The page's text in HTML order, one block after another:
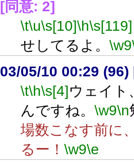
[同意: 2]
\t\u\s[10]\h\s[119]
せしてるよ。 \w9
03/05/10 00:29 (96)
\t\h\s[4]ウェイト
んですね。 \w9\n
場数こなす前に
るー！ \w9\e